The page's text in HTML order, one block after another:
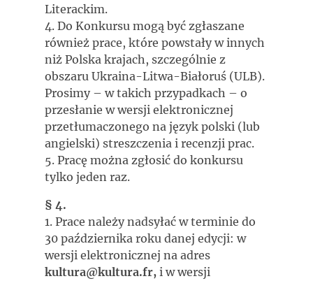
Literackim.
4. Do Konkursu mogą być zgłaszane
również prace, które powstały w innych
niż Polska krajach, szczególnie z
obszaru Ukraina-Litwa-Białoruś (ULB).
Prosimy – w takich przypadkach – o
przesłanie w wersji elektronicznej
przetłumaczonego na język polski (lub
angielski) streszczenia i recenzji prac.
5. Pracę można zgłosić do konkursu
tylko jeden raz.
§ 4.
1. Prace należy nadsyłać w terminie do
30 października roku danej edycji: w
wersji elektronicznej na adres
kultura@kultura.fr, i w wersji